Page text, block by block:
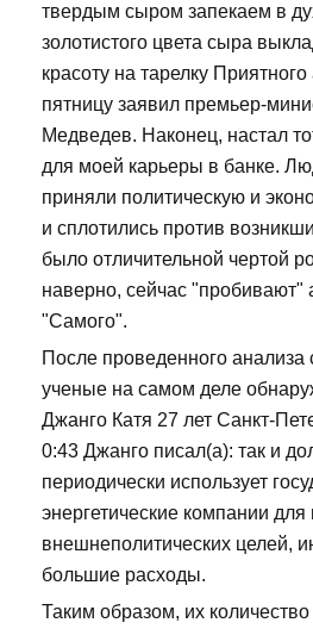
твердым сыром запекаем в
золотистого цвета сыра
красоту на тарелку
пятницу заявил премьер-
Медведев. Наконец, настал
для моей карьеры в банке.
приняли политическую и
и сплотились против
было отличительной чертой
наверно, сейчас "пробивают"
"Самого".
После проведенного анализа
ученые на самом деле
Джанго Катя 27 лет Санкт-
0:43 Джанго писал(а): так и
периодически использует
энергетические компании
внешнеполитических целей,
большие расходы.
Таким образом, их